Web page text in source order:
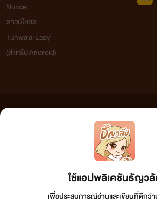
ใช้แอปพลิเคชันธัญว
เพื่อประสบการณ์อ่านและเขียนที่ดีกว่
Notice
ดาวน์โหลด
Tunwalai Easy
(สำหรับ Android)
เว็บไซต์แห่งนี้ไม่ได้เห็นด้วยและไม่ขอรับผิดชอบต่อข้อความใดๆ ทั้งสิ้น ดัง
วิจารณญาณในการกลั่นกรองด้วยตนเอง และหากท่านพบข้อความใดๆ ที่
กรุณาแจ้งมาที่ tunwalai@ookbee.com เพื่อทีมงานจะได้ดำเนินการในทั
ลิขสิทธิ์ตามพระราชบัญญัติลิขสิทธิ์ (ฉบับเพิ่มเติม) พ.ศ.2558